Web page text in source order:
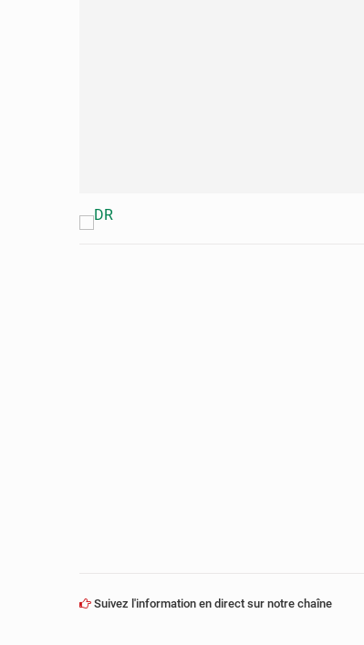
Suivez l'information en direct sur notre chaîne